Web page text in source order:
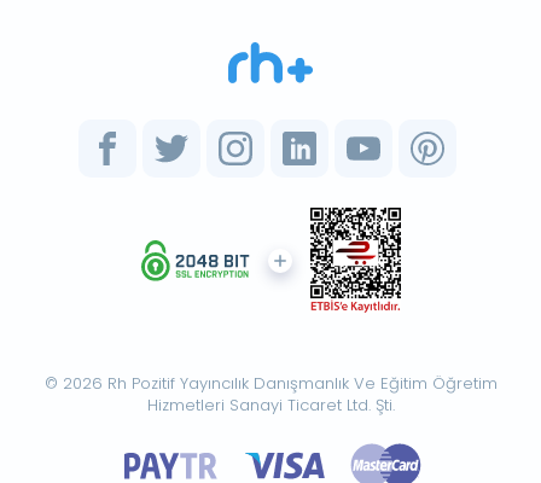
© 2026 Rh Pozitif Yayıncılık Danışmanlık Ve Eğitim Öğretim
Hizmetleri Sanayi Ticaret Ltd. Şti.